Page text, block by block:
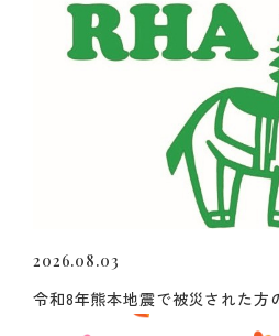
2026.08.03
令和8年熊本地震で被災された方